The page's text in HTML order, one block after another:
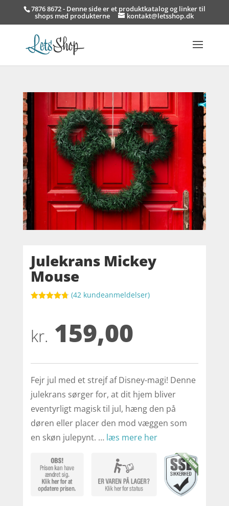
7876 8672 - Denne side er et produktkatalog og linker til
shops med produkterne kontakt@letsshop.dk
Julekrans Mickey
Mouse
baseret på
kundebedø
mmelser
(42 kundeanmeldelser)
kr. 159,00
Fejr jul med et strejf af Disney-magi! Denne
julekrans sørger for, at dit hjem bliver
eventyrligt magisk til jul, hæng den på
døren eller placer den mod væggen som
en skøn julepynt. … læs mere her